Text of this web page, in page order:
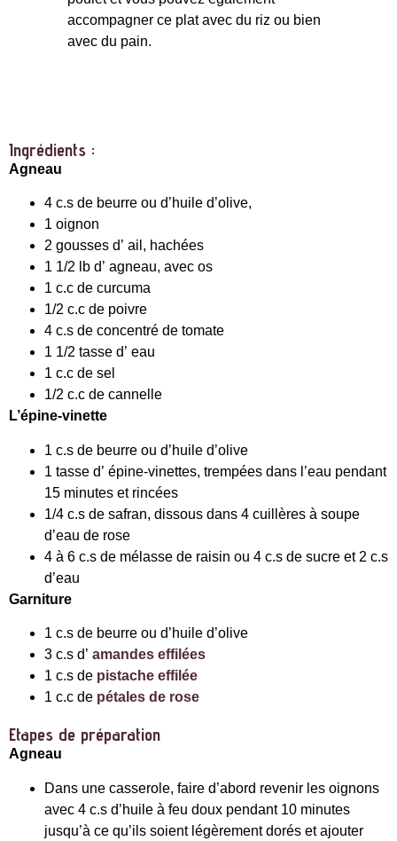
accompagner ce plat avec du riz ou bien
avec du pain.
Ingrédients :
Agneau
4 c.s de beurre ou d’huile d’olive,
1 oignon
2 gousses d’ ail, hachées
1 1/2 lb d’ agneau, avec os
1 c.c de curcuma
1/2 c.c de poivre
4 c.s de concentré de tomate
1 1/2 tasse d’ eau
1 c.c de sel
1/2 c.c de cannelle
L’épine-vinette
1 c.s de beurre ou d’huile d’olive
1 tasse d’ épine-vinettes, trempées dans l’eau pendant
15 minutes et rincées
1/4 c.s de safran, dissous dans 4 cuillères à soupe
d’eau de rose
4 à 6 c.s de mélasse de raisin ou 4 c.s de sucre et 2 c.s
d’eau
Garniture
1 c.s de beurre ou d’huile d’olive
3 c.s d’ amandes effilées
1 c.s de pistache effilée
1 c.c de pétales de rose
Etapes de préparation
Agneau
Dans une casserole, faire d’abord revenir les oignons
avec 4 c.s d’huile à feu doux pendant 10 minutes
jusqu’à ce qu’ils soient légèrement dorés et ajouter